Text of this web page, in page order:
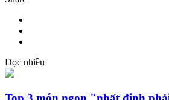
Đọc nhiều